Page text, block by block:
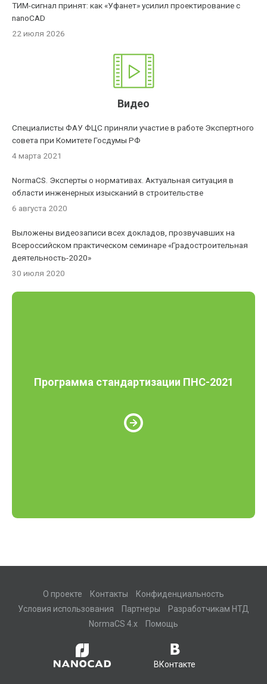
ТИМ-сигнал принят: как «Уфанет» усилил проектирование с
nanoCAD
22 июля 2026
Видео
Специалисты ФАУ ФЦС приняли участие в работе Экспертного
совета при Комитете Госдумы РФ
4 марта 2021
NormaCS. Эксперты о нормативах. Актуальная ситуация в
области инженерных изысканий в строительстве
6 августа 2020
Выложены видеозаписи всех докладов, прозвучавших на
Всероссийском практическом семинаре «Градостроительная
деятельность-2020»
30 июля 2020
Программа стандартизации ПНС-2021
О проекте Контакты
Конфиденциальность
Условия использования
Партнеры
Разработчикам НТД
NormaCS 4.x
Помощь
ВКонтакте